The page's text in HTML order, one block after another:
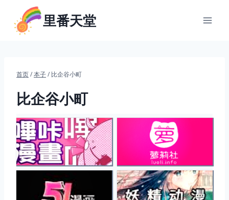
里番天堂
首页/本子/ 比企谷小町
比企谷小町